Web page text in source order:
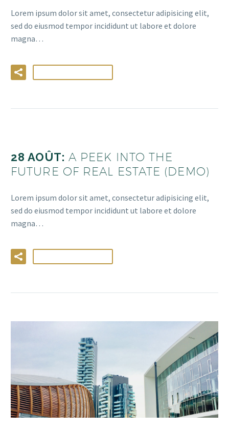
Lorem ipsum dolor sit amet, consectetur adipisicing elit,
sed do eiusmod tempor incididunt ut labore et dolore
magna…
28 AOÛT: A PEEK INTO THE
FUTURE OF REAL ESTATE (DEMO)
Lorem ipsum dolor sit amet, consectetur adipisicing elit,
sed do eiusmod tempor incididunt ut labore et dolore
magna…